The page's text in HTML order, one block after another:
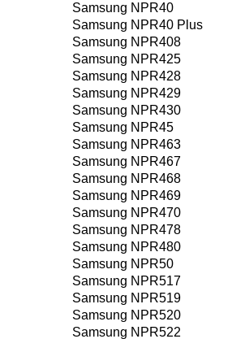
Samsung NPR40
Samsung NPR40 Plus
Samsung NPR408
Samsung NPR425
Samsung NPR428
Samsung NPR429
Samsung NPR430
Samsung NPR45
Samsung NPR463
Samsung NPR467
Samsung NPR468
Samsung NPR469
Samsung NPR470
Samsung NPR478
Samsung NPR480
Samsung NPR50
Samsung NPR517
Samsung NPR519
Samsung NPR520
Samsung NPR522